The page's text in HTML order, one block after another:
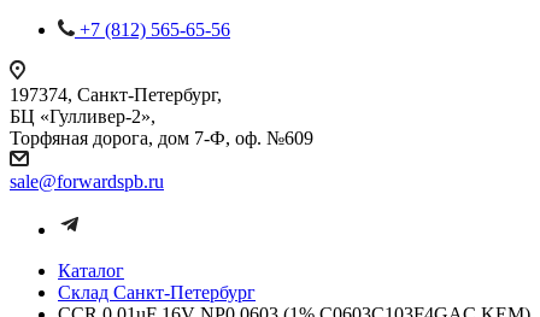
+7 (812) 565-65-56
197374, Санкт-Петербург,
БЦ «Гулливер-2»,
Торфяная дорога, дом 7-Ф, оф. №609
sale@forwardspb.ru
Каталог
Cклад Санкт-Петербург